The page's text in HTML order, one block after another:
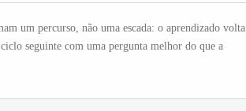
um percurso, não uma escada: o aprendizado volta
seguinte com uma pergunta melhor do que a